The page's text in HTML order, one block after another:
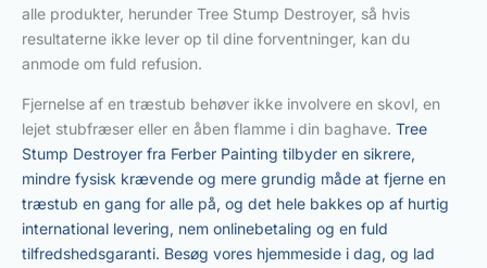
alle produkter, herunder Tree Stump Destroyer, så hvis
resultaterne ikke lever op til dine forventninger, kan du
anmode om fuld refusion.
Fjernelse af en træstub behøver ikke involvere en skovl, en
lejet stubfræser eller en åben flamme i din baghave. Tree
Stump Destroyer fra Ferber Painting tilbyder en sikrere,
mindre fysisk krævende og mere grundig måde at fjerne en
træstub en gang for alle på, og det hele bakkes op af hurtig
international levering, nem onlinebetaling og en fuld
tilfredshedsgaranti. Besøg vores hjemmeside i dag, og lad